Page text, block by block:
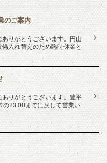
のご案内
りがとうございます。円山
入れ替えのため臨時休業と
りがとうございます。豊平
の23:00までに戻して営業い